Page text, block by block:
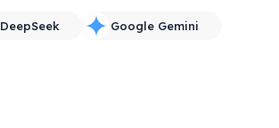
DeepSeek Google Gemini